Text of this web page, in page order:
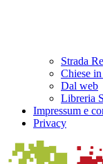
Strada
Chiese
Dal web
Libreria
Impressum e
Privacy